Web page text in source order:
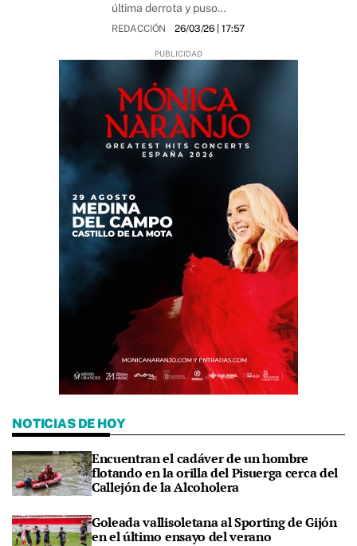
última derrota y puso…
REDACCIÓN 26/03/26 | 17:57
NOTICIAS DE HOY
Encuentran el cadáver de un hombre
flotando en la orilla del Pisuerga cerca del
Callejón de la Alcoholera
Goleada vallisoletana al Sporting de Gijón
en el último ensayo del verano